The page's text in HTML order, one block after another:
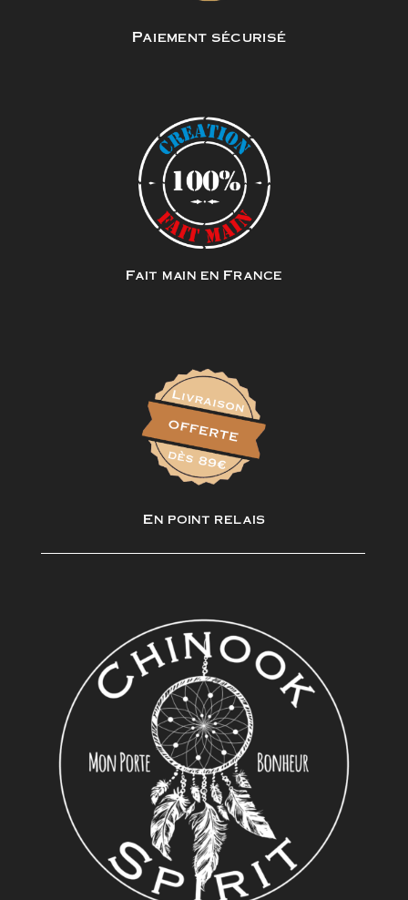
Paiement sécurisé
Fait main en France
En point relais